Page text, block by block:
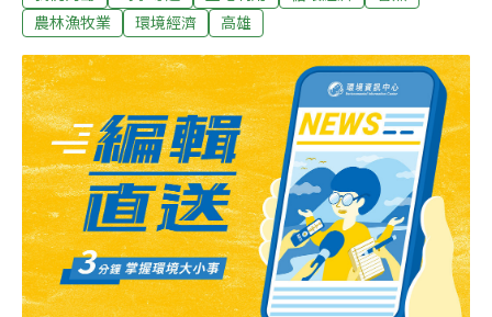
演奏實力滿差的。可是我覺得我們跟人家不一樣，敢去做
的每個人，都有很多事想做、也有很多分身。像主唱王繼
維，人稱老王，點子最多，會寫文章、寫計畫，演講、座
談邀約不斷。貝斯手王繼強，綽號玩具槍，帶團功夫一
流，是農村小旅行的最佳導遊。而吉他手郭合沅，各式水
電或修理工作，都難不倒他，更是天天下田的香蕉農。夏
天白天長，太陽起得早，每天早上五點半，郭合沅準時到
田裡工作。問他為什麼要打赤腳，他說：「以前我阿公都
是打赤腳在走，阿公說香蕉園下面有地氣，人接地氣，人
跟土壤就有連結。」音樂來自於生活、創作取材於土地
農林漁牧業
環境經濟 高雄